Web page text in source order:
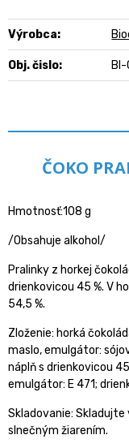
Výrobca:
Obj. čislo:
ČOKO
Hmotnosť:108 g
/Obsahuje alkohol/
Pralinky z horkej
drienkovicou 45 %. V
54,5 %.
Zloženie: horká
maslo, emulgátor:
náplň s drienkovicou
emulgátor: E 471;
Skladovanie:
slnečným žiarením.